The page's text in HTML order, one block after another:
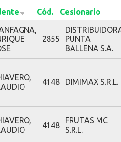
Cód. Cesionario
2855
PUNTA
BALLENA S.A.
4148 DIMIMAX S.R.L.
4148
FRUTAS MC
S.R.L.